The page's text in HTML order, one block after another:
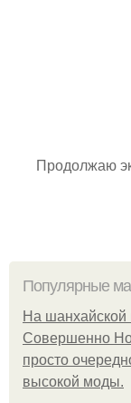
Продолжаю
Популярные
На шанхайской
Совершенно
просто
высокой моды.